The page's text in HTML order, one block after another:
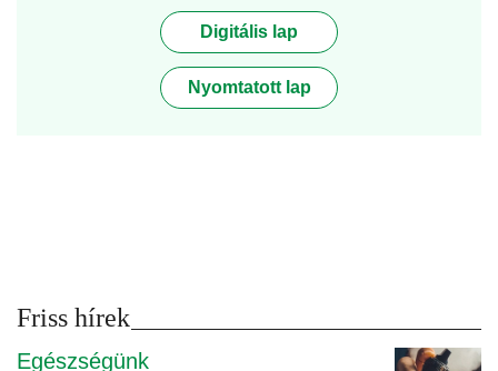
Digitális lap
Nyomtatott lap
Friss hírek
Egészségünk